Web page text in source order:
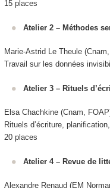
15 places
Atelier 2 – Méthodes
Marie-Astrid Le Theule
Travail sur les données
Atelier 3 – Rituels
Elsa Chachkine (Cnam,
Rituels d’écriture,
20 places
Atelier 4 – Revue de
Alexandre Renaud (EM